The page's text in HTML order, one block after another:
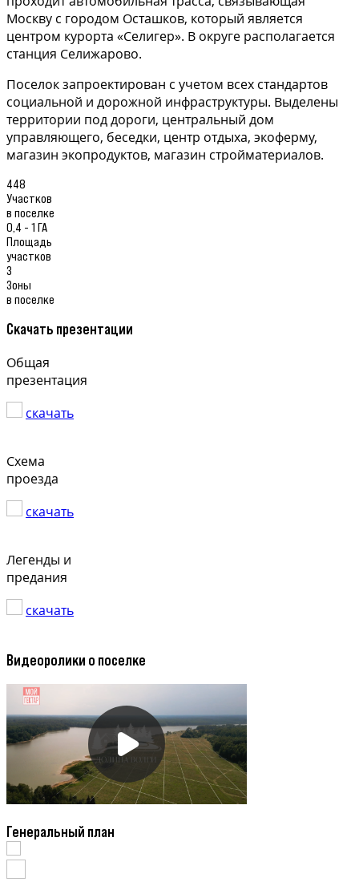
Москву с городом Осташков, который является
центром курорта «Селигер». В округе располагается
станция Селижарово.
Поселок запроектирован с учетом всех стандартов
социальной и дорожной инфраструктуры. Выделены
территории под дороги, центральный дом
управляющего, беседки, центр отдыха, экоферму,
магазин экопродуктов, магазин стройматериалов.
448
Участков
в поселке
0,4 - 1 ГА
Площадь
участков
3
Зоны
в поселке
Скачать презентации
Общая
презентация
скачать
Схема
проезда
скачать
Легенды и
предания
скачать
Видеоролики о поселке
Генеральный план